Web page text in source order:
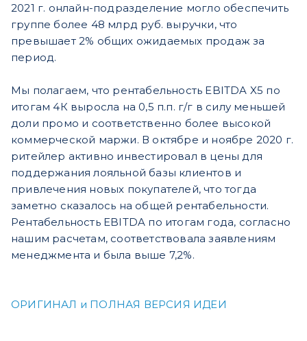
2021 г. онлайн-подразделение могло обеспечить
группе более 48 млрд руб. выручки, что
превышает 2% общих ожидаемых продаж за
период.
Мы полагаем, что рентабельность EBITDA X5 по
итогам 4К выросла на 0,5 п.п. г/г в силу меньшей
доли промо и соответственно более высокой
коммерческой маржи. В октябре и ноябре 2020 г.
ритейлер активно инвестировал в цены для
поддержания лояльной базы клиентов и
привлечения новых покупателей, что тогда
заметно сказалось на общей рентабельности.
Рентабельность EBITDA по итогам года, согласно
нашим расчетам, соответствовала заявлениям
менеджмента и была выше 7,2%.
ОРИГИНАЛ и ПОЛНАЯ ВЕРСИЯ ИДЕИ